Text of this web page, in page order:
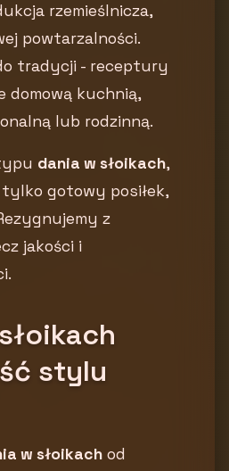
rzemieślnicza,
powtarzalności.
tradycji - receptury
domową kuchnią,
lub rodzinną.
dania w słoikach,
gotowy posiłek,
z
jakości i
stylu
w słoikach od